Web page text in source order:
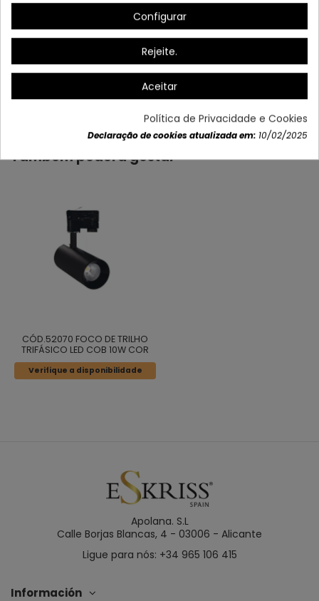
Dados do produto
Também poderá gostar
CÓD.52070 FOCO DE TRILHO
TRIFÁSICO LED COB 10W COR
PRETA
Verifique a disponibilidade
Apolana. S.L
Calle Borjas Blancas, 4 - 03006 - Alicante
Ligue para nós: +34 965 106 415
Información
Configurar
Rejeite.
Aceitar
Política de Privacidade e Cookies
Declaração de cookies atualizada em: 10/02/2025